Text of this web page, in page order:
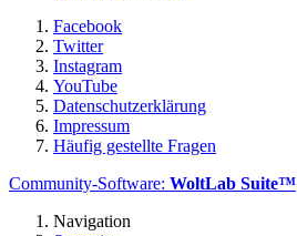
Facebook
Twitter
Instagram
YouTube
Datenschutzerklärung
Impressum
Häufig gestellte Fragen
Community-Software: WoltLab Suite™
Navigation